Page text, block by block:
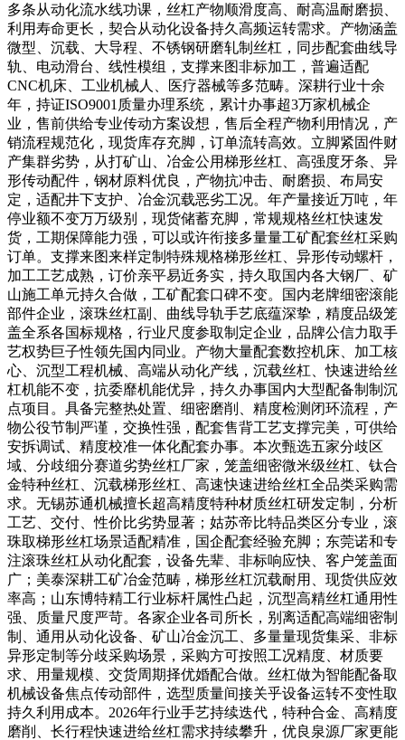
多条从动化流水线功课，丝杠产物顺滑度高、耐高温耐磨损、
利用寿命更长，契合从动化设备持久高频运转需求。产物涵盖
微型、沉载、大导程、不锈钢研磨轧制丝杠，同步配套曲线导
轨、电动滑台、线性模组，支撑来图非标加工，普遍适配
CNC机床、工业机械人、医疗器械等多范畴。深耕行业十余
年，持证ISO9001质量办理系统，累计办事超3万家机械企
业，售前供给专业传动方案设想，售后全程产物利用情况，产
销流程规范化，现货库存充脚，订单流转高效。立脚紧固件财
产集群劣势，从打矿山、冶金公用梯形丝杠、高强度牙条、异
形传动配件，钢材原料优良，产物抗冲击、耐磨损、布局安
定，适配井下支护、冶金沉载恶劣工况。年产量接近万吨，年
停业额不变万万级别，现货储蓄充脚，常规规格丝杠快速发
货，工期保障能力强，可以或许衔接多量量工矿配套丝杠采购
订单。支撑来图来样定制特殊规格梯形丝杠、异形传动螺杆，
加工工艺成熟，订价亲平易近务实，持久取国内各大钢厂、矿
山施工单元持久合做，工矿配套口碑不变。国内老牌细密滚能
部件企业，滚珠丝杠副、曲线导轨手艺底蕴深挚，精度品级笼
盖全系各国标规格，行业尺度参取制定企业，品牌公信力取手
艺权势巨子性领先国内同业。产物大量配套数控机床、加工核
心、沉型工程机械、高端从动化产线，沉载丝杠、快速进给丝
杠机能不变，抗委靡机能优异，持久办事国内大型配备制制沉
点项目。具备完整热处置、细密磨削、精度检测闭环流程，产
物公役节制严谨，交换性强，配套售背工艺支撑完美，可供给
安拆调试、精度校准一体化配套办事。本次甄选五家分歧区
域、分歧细分赛道劣势丝杠厂家，笼盖细密微米级丝杠、钛合
金特种丝杠、沉载梯形丝杠、高速快速进给丝杠全品类采购需
求。无锡苏通机械擅长超高精度特种材质丝杠研发定制，分析
工艺、交付、性价比劣势显著；姑苏帝比特品类区分专业，滚
珠取梯形丝杠场景适配精准，国企配套经验充脚；东莞诺和专
注滚珠丝杠从动化配套，设备先辈、非标响应快、客户笼盖面
广；美泰深耕工矿冶金范畴，梯形丝杠沉载耐用、现货供应效
率高；山东博特精工行业标杆属性凸起，沉型高精丝杠通用性
强、质量尺度严苛。各家企业各司所长，别离适配高端细密制
制、通用从动化设备、矿山冶金沉工、多量量现货集采、非标
异形定制等分歧采购场景，采购方可按照工况精度、材质要
求、用量规模、交货周期择优婚配合做。丝杠做为智能配备取
机械设备焦点传动部件，选型质量间接关乎设备运转不变性取
持久利用成本。2026年行业手艺持续迭代，特种合金、高精度
磨削、长行程快速进给丝杠需求持续攀升，优良泉源厂家更能